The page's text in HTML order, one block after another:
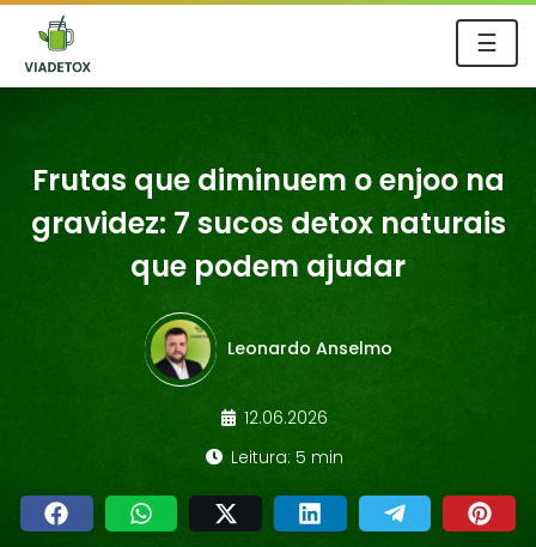
☰
Frutas que diminuem o enjoo na
gravidez: 7 sucos detox naturais
que podem ajudar
Leonardo Anselmo
12.06.2026
Leitura: 5 min